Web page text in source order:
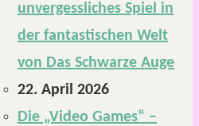
unvergessliches Spiel in
der fantastischen Welt
von Das Schwarze Auge
22. April 2026
Die „Video Games“ –